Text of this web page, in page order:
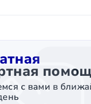
с вами в